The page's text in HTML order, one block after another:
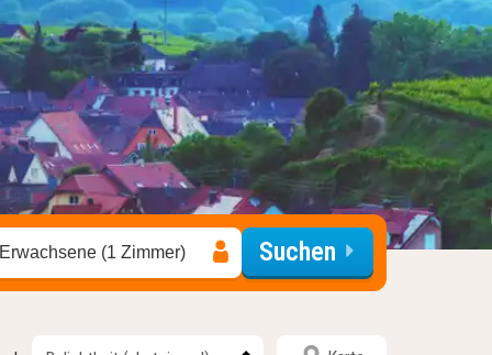
(1 Zimmer) Suchen